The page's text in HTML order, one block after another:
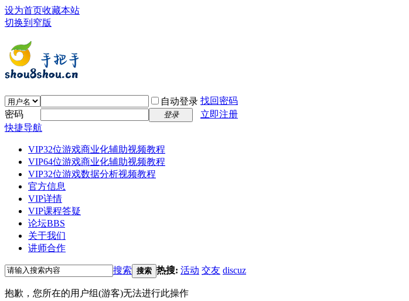
设为首页收藏本站
切换到窄版
自动登录 找回密码
密码
登录
立即注册
快捷导航
VIP32位游戏商业化辅助视频教程
VIP64位游戏商业化辅助视频教程
VIP32位游戏数据分析视频教程
官方信息
VIP详情
VIP课程答疑
论坛BBS
关于我们
讲师合作
搜索 搜索 热搜: 活动 交友 discuz
抱歉，您所在的用户组(游客)无法进行此操作